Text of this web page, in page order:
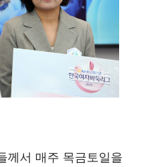
께서 매주 목금토일을